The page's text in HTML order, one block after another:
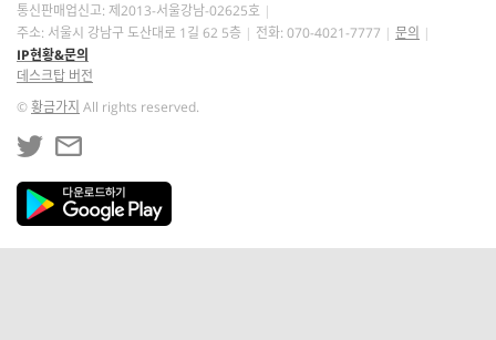
통신판매업신고: 제2013-서울강남-02625호
주소: 서울시 강남구 도산대로 1길 62 5층
전화: 070-4021-7777
문의
IP현황&문의
데스크탑 버전
©황금가지 All rights reserved.